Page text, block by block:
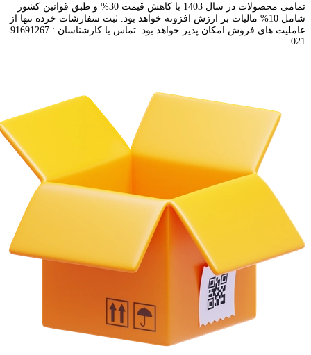
تمامی محصولات در سال 1403 با کاهش قیمت 30% و طبق قوانین کشور
شامل 10% مالیات بر ارزش افزونه خواهد بود. ثبت سفارشات خرده تنها از
عاملیت های فروش امکان پذیر خواهد بود. تماس با کارشناسان : 91691267-
021